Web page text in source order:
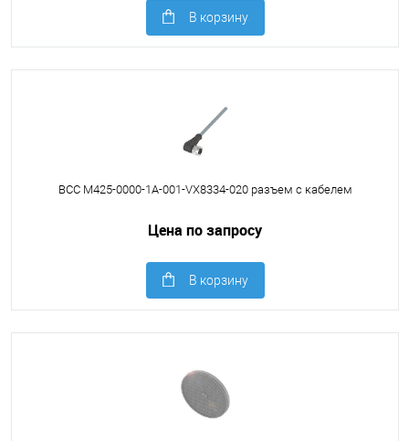
В корзину
BCC M425-0000-1A-001-VX8334-020 разъем с кабелем
Цена по запросу
В корзину